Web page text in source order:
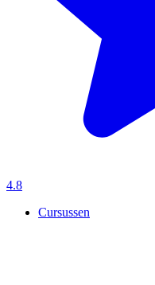
4.8
Cursussen